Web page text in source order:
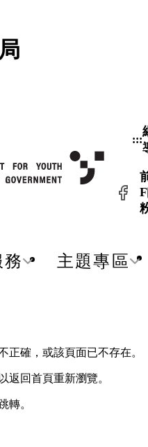
:::
主題專區
正確，或該頁面已不存在。
返回首頁重新瀏覽。
轉。